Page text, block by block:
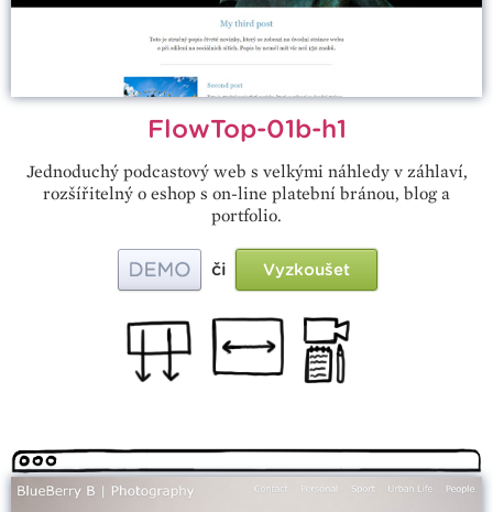
FlowTop-01b-h1
Jednoduchý podcastový web s velkými náhledy v záhlaví,
rozšířitelný o eshop s on-line platební bránou, blog a
portfolio.
Vyzkoušet
či